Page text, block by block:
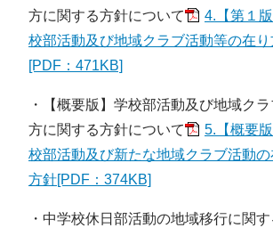
方に関する方針について
4.【第１
校部活動及び地域クラブ活動等の在
[PDF：471KB]
・【概要版】学校部活動及び地域ク
方に関する方針について
5.【概要
校部活動及び新たな地域クラブ活動
方針[PDF：374KB]
・中学校休日部活動の地域移行に関